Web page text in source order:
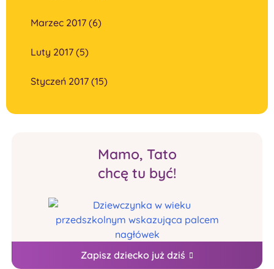
Marzec 2017 (6)
Luty 2017 (5)
Styczeń 2017 (15)
Mamo, Tato
chcę tu być!
Zapisz dziecko już dziś